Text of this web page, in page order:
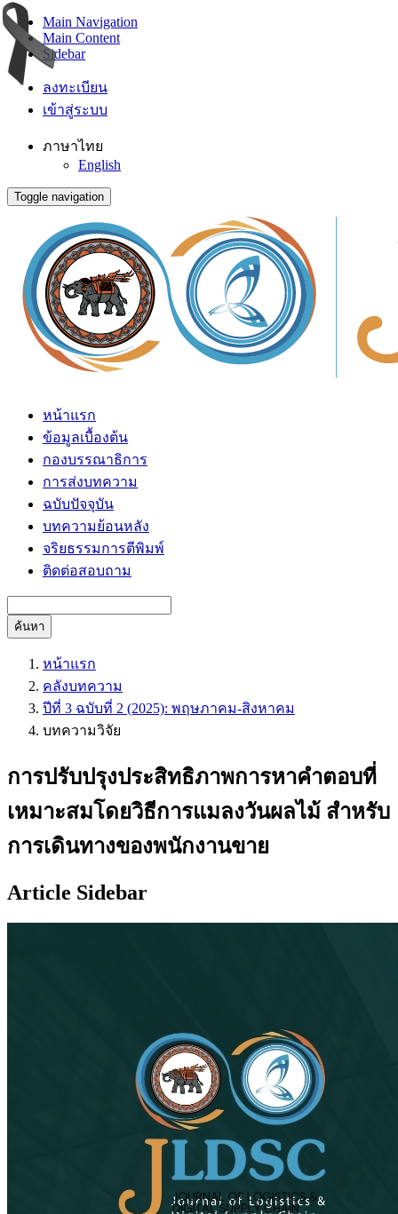
Main Navigation
Main Content
Sidebar
ลงทะเบียน
เข้าสู่ระบบ
ภาษาไทย
English
Toggle navigation
หน้าแรก
ข้อมูลเบื้องต้น
กองบรรณาธิการ
การส่งบทความ
ฉบับปัจจุบัน
บทความย้อนหลัง
จริยธรรมการตีพิมพ์
ติดต่อสอบถาม
ค้นหา
หน้าแรก
คลังบทความ
ปีที่ 3 ฉบับที่ 2 (2025): พฤษภาคม-สิงหาคม
บทความวิจัย
การปรับปรุงประสิทธิภาพการหาคำตอบที่
เหมาะสมโดยวิธีการแมลงวันผลไม้ สำหรับ
การเดินทางของพนักงานขาย
Article Sidebar